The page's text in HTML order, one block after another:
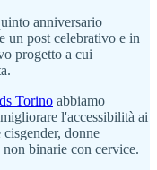
anniversario
un post celebrativo e in
progetto a cui
Torino abbiamo
l'accessibilità ai
donne
non binarie con cervice.